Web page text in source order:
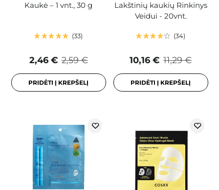
Kaukė – 1 vnt., 30 g
33
2,59 €
2,46 €
PRIDĖTI Į KREPŠELĮ
Lakštinių kaukių Rinkinys
Veidui - 20vnt.
34
11,29 €
10,16 €
PRIDĖTI Į KREPŠELĮ